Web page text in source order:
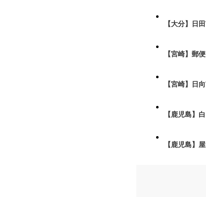
【大分】日
【宮崎】郵
【宮崎】日
【鹿児島】
【鹿児島】